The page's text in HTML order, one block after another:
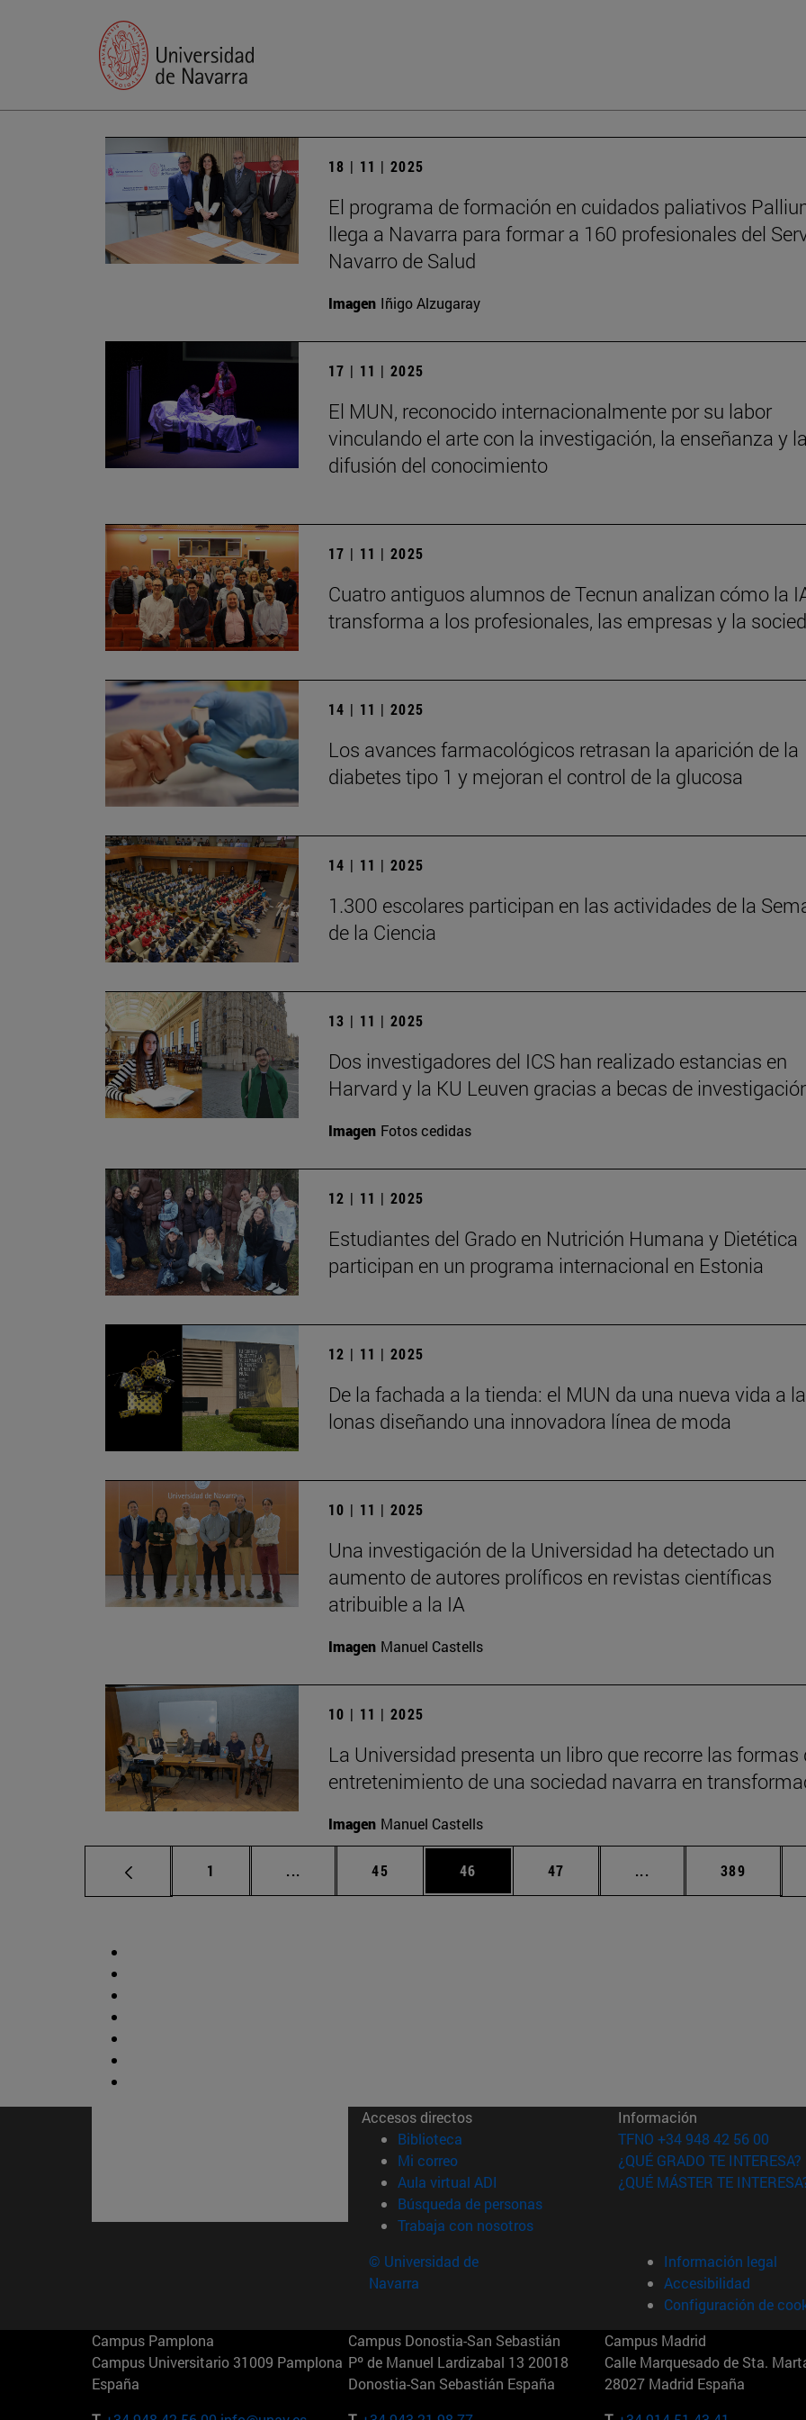
18 | 11 | 2025
El programa de formación en cuidados paliativos
llega a Navarra para formar a 160 profesionales del
Navarro de Salud
Imagen Iñigo Alzugaray
17 | 11 | 2025
El MUN, reconocido internacionalmente por su labor
vinculando el arte con la investigación, la enseñanza y
difusión del conocimiento
17 | 11 | 2025
Cuatro antiguos alumnos de Tecnun analizan cómo la
transforma a los profesionales, las empresas y la
14 | 11 | 2025
Los avances farmacológicos retrasan la aparición de la
diabetes tipo 1 y mejoran el control de la glucosa
14 | 11 | 2025
1.300 escolares participan en las actividades de la
de la Ciencia
13 | 11 | 2025
Dos investigadores del ICS han realizado estancias en
Harvard y la KU Leuven gracias a becas de
Imagen Fotos cedidas
12 | 11 | 2025
Estudiantes del Grado en Nutrición Humana y Dietética
participan en un programa internacional en Estonia
12 | 11 | 2025
De la fachada a la tienda: el MUN da una nueva vida a
lonas diseñando una innovadora línea de moda
10 | 11 | 2025
Una investigación de la Universidad ha detectado un
aumento de autores prolíficos en revistas científicas
atribuible a la IA
Imagen Manuel Castells
10 | 11 | 2025
La Universidad presenta un libro que recorre las formas
entretenimiento de una sociedad navarra en
Imagen Manuel Castells
Página
1 ... Páginas intermedias Use TAB para desplazarse.
Página
45 Página
46 Página
47 ... Páginas intermedias
Página
389
Accesos directos
Biblioteca (abre en nueva ventana)
Mi correo(abre en nueva ventana)
Aula virtual ADI (abre en nueva ventana)
Búsqueda de personas(abre en nueva ventana)
Trabaja con nosotros(abre en nueva ventana)
Información
TFNO +34 948 42 56 00
¿QUÉ GRADO TE INTERESA?
¿QUÉ MÁSTER TE
© Universidad de
Navarra
Información legal
Accesibilidad
Configuración de
Campus Pamplona
Campus Universitario 31009 Pamplona
España
Campus Donostia-San Sebastián
Pº de Manuel Lardizabal 13 20018
Donostia-San Sebastián España
Campus Madrid
Calle Marquesado de Sta.
28027 Madrid España